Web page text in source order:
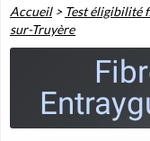
Accueil> Test éligibilité
sur-Truyère